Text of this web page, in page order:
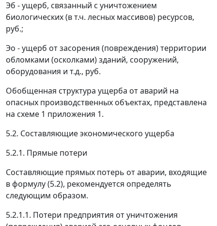
Эб - ущерб, связанный с уничтожением
биологических (в т.ч. лесных массивов) ресурсов,
руб.;
Эо - ущерб от засорения (повреждения) территории
обломками (осколками) зданий, сооружений,
оборудования и т.д., руб.
Обобщенная структура ущерба от аварий на
опасных производственных объектах, представлена
на схеме 1 приложения 1.
5.2. Составляющие экономического ущерба
5.2.1. Прямые потери
Составляющие прямых потерь от аварии, входящие
в формулу (5.2), рекомендуется определять
следующим образом.
5.2.1.1. Потери предприятия от уничтожения